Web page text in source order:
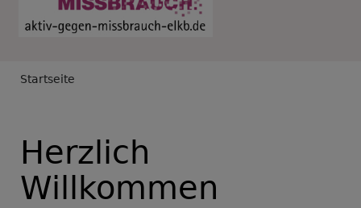
Breadcrumb
Startseite
Herzlich
Willkommen